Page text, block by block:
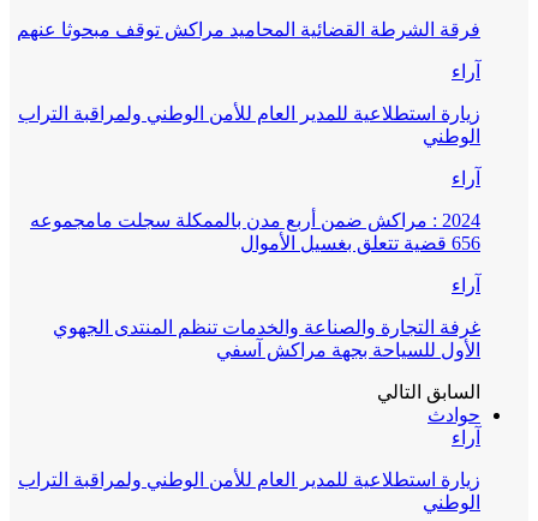
فرقة الشرطة القضائية المحاميد مراكش توقف مبحوثا عنهم
آراء
زيارة استطلاعية للمدير العام للأمن الوطني ولمراقبة التراب
الوطني
آراء
2024 : مراكش ضمن أربع مدن بالممكلة سجلت مامجموعه
656 قضية تتعلق بغسيل الأموال
آراء
غرفة التجارة والصناعة والخدمات تنظم المنتدى الجهوي
الأول للسياحة بجهة مراكش آسفي
السابق التالي
حوادث
آراء
زيارة استطلاعية للمدير العام للأمن الوطني ولمراقبة التراب
الوطني